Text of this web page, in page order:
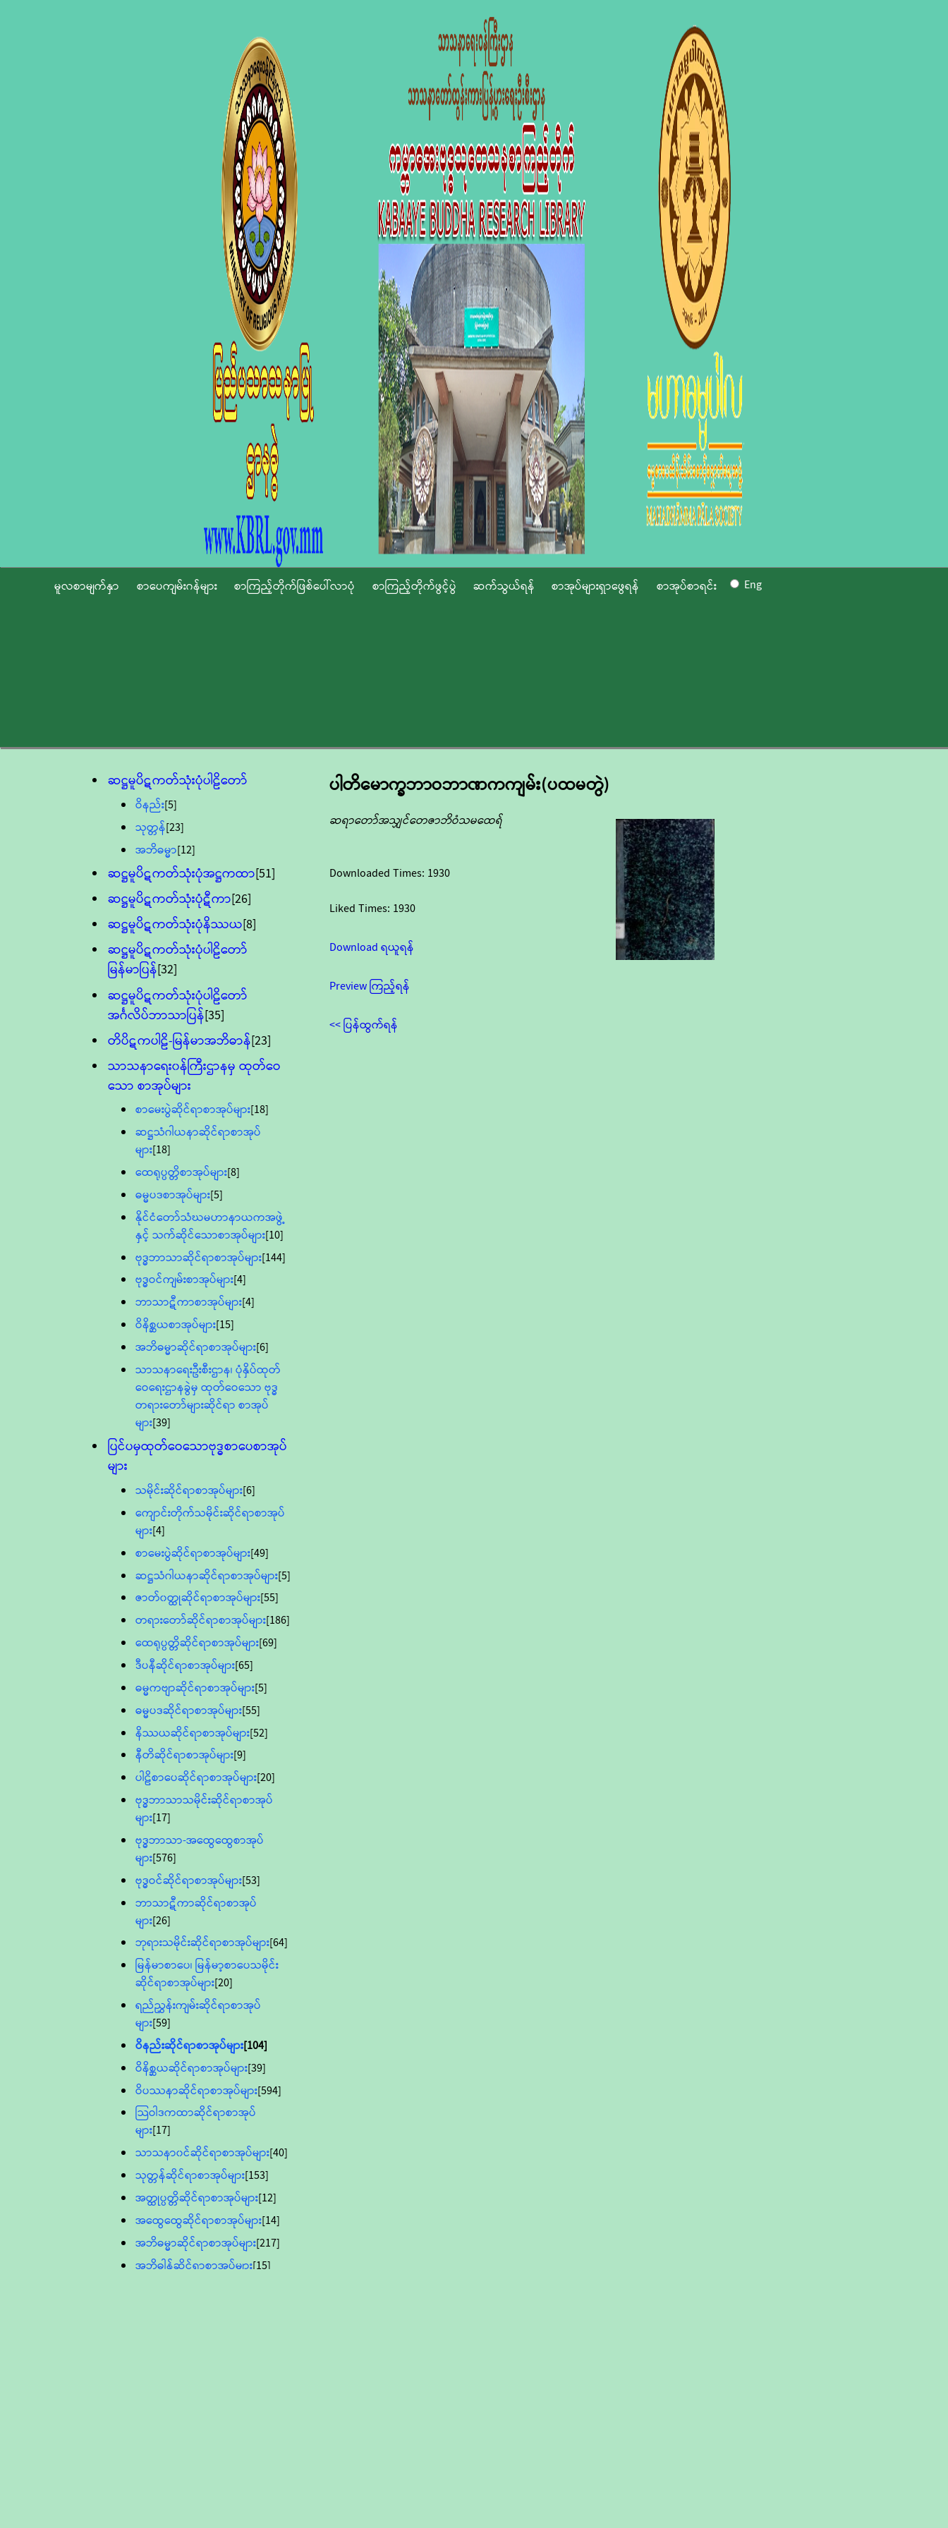
မူလစာမျက်နှာ စာပေကျမ်းဂန်များ စာကြည့်တိုက်ဖြစ်ပေါ်လာပုံ စာကြည့်တိုက်ဖွင့်ပွဲ ဆက်သွယ်ရန် စာအုပ်များရှာဖွေရန် စာအုပ်စာရင်း Eng
ဆဋ္ဌမူပိဋကတ်သုံးပုံပါဠိတော်
ဝိနည်း[5]
သုတ္တန်[23]
အဘိဓမ္မာ[12]
ဆဋ္ဌမူပိဋကတ်သုံးပုံအဋ္ဌကထာ[51]
ဆဋ္ဌမူပိဋကတ်သုံးပုံဋီကာ[26]
ဆဋ္ဌမူပိဋကတ်သုံးပုံနိဿယ[8]
ဆဋ္ဌမူပိဋကတ်သုံးပုံပါဠိတော်
မြန်မာပြန်[32]
ဆဋ္ဌမူပိဋကတ်သုံးပုံပါဠိတော်
အင်္ဂလိပ်ဘာသာပြန်[35]
တိပိဋကပါဠိ-မြန်မာအဘိဓာန်[23]
သာသနာရေး၀န်ကြီးဌာနမှ ထုတ်ဝေ
သော စာအုပ်များ
စာမေးပွဲဆိုင်ရာစာအုပ်များ[18]
ဆဋ္ဌသံဂါယနာဆိုင်ရာစာအုပ်
များ[18]
ထေရုပ္ပတ္တိစာအုပ်များ[8]
ဓမ္မပဒစာအုပ်များ[5]
နိုင်ငံတော်သံဃမဟာနာယကအဖွဲ့
နှင့် သက်ဆိုင်သောစာအုပ်များ[10]
ဗုဒ္ဓဘာသာဆိုင်ရာစာအုပ်များ[144]
ဗုဒ္ဓဝင်ကျမ်းစာအုပ်များ[4]
ဘာသာဋီကာစာအုပ်များ[4]
ဝိနိစ္ဆယစာအုပ်များ[15]
အဘိဓမ္မာဆိုင်ရာစာအုပ်များ[6]
သာသနာရေးဦးစီးဌာန၊ ပုံနှိပ်ထုတ်
ဝေရေးဌာနခွဲမှ ထုတ်ဝေသော ဗုဒ္ဓ
တရားတော်များဆိုင်ရာ စာအုပ်
များ[39]
ပြင်ပမှထုတ်ဝေသောဗုဒ္ဓစာပေစာအုပ်
များ
သမိုင်းဆိုင်ရာစာအုပ်များ[6]
ကျောင်းတိုက်သမိုင်းဆိုင်ရာစာအုပ်
များ[4]
စာမေးပွဲဆိုင်ရာစာအုပ်များ[49]
ဆဋ္ဌသံဂါယနာဆိုင်ရာစာအုပ်များ[5]
ဇာတ်၀တ္ထုဆိုင်ရာစာအုပ်များ[55]
တရားတော်ဆိုင်ရာစာအုပ်များ[186]
ထေရုပ္ပတ္တိဆိုင်ရာစာအုပ်များ[69]
ဒီပနီဆိုင်ရာစာအုပ်များ[65]
ဓမ္မကဗျာဆိုင်ရာစာအုပ်များ[5]
ဓမ္မပဒဆိုင်ရာစာအုပ်များ[55]
နိဿယဆိုင်ရာစာအုပ်များ[52]
နီတိဆိုင်ရာစာအုပ်များ[9]
ပါဠိစာပေဆိုင်ရာစာအုပ်များ[20]
ဗုဒ္ဓဘာသာသမိုင်းဆိုင်ရာစာအုပ်
များ[17]
ဗုဒ္ဓဘာသာ-အထွေထွေစာအုပ်
များ[576]
ဗုဒ္ဓဝင်ဆိုင်ရာစာအုပ်များ[53]
ဘာသာဋီကာဆိုင်ရာစာအုပ်
များ[26]
ဘုရားသမိုင်းဆိုင်ရာစာအုပ်များ[64]
မြန်မာစာပေ၊ မြန်မာ့စာပေသမိုင်း
ဆိုင်ရာစာအုပ်များ[20]
ရည်ညွှန်းကျမ်းဆိုင်ရာစာအုပ်
များ[59]
ဝိနည်းဆိုင်ရာစာအုပ်များ[104]
ဝိနိစ္ဆယဆိုင်ရာစာအုပ်များ[39]
ဝိပဿနာဆိုင်ရာစာအုပ်များ[594]
သြဝါဒကထာဆိုင်ရာစာအုပ်
များ[17]
သာသနာ၀င်ဆိုင်ရာစာအုပ်များ[40]
သုတ္တန်ဆိုင်ရာစာအုပ်များ[153]
အတ္ထုပ္ပတ္တိဆိုင်ရာစာအုပ်များ[12]
အထွေထွေဆိုင်ရာစာအုပ်များ[14]
အဘိဓမ္မာဆိုင်ရာစာအုပ်များ[217]
အဘိဓါန်ဆိုင်ရာစာအုပ်များ[15]
ပါတိမောက္ခဘာဝဘာဏကကျမ်း(ပထမတွဲ)
ဆရာတော်အသျှင်တေဇာဘိဝံသမထေရ်
Downloaded Times: 1930
Liked Times: 1930
Download ရယူရန်
Preview ကြည့်ရန်
<< ပြန်ထွက်ရန်